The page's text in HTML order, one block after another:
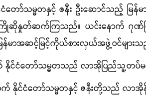
ငံတော်သမ္မတနှင့် ဇနီး ဦးဆောင်သည့် မြ
ြိုဆိုနှုတ်ဆက်ကြသည်။ ယင်းနောက် ဂုဏ်ပြု
မြန်မာအဆင့်မြင့်ကိုယ်စားလှယ်အဖွဲ့ဝင်မျာ
နိုင်ငံတော်သမ္မတသည် လာအိုပြည်သူ့တပ်မ
က် နိုင်ငံတော်သမ္မတနှင့် ဇနီးတို့သည် လာအိုနို